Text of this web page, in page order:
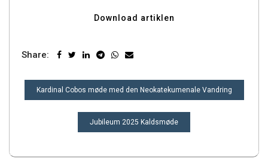
Download artiklen
Share:
INDLÆGSNAVIGATION
Kardinal Cobos møde med den Neokatekumenale Vandring
Jubileum 2025 Kaldsmøde